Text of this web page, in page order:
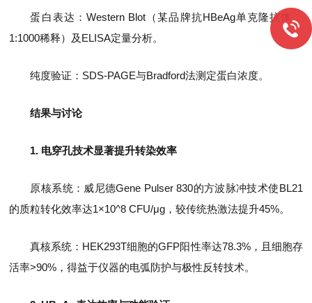
蛋白表达：Western Blot（某品牌抗HBeAg单克隆抗体，
1:1000稀释）及ELISA定量分析。
纯度验证：SDS-PAGE与Bradford法测定蛋白浓度。
结果与讨论
1. 电穿孔技术显著提升转染效率
原核系统：威尼德Gene Pulser 830的方波脉冲技术使BL21
的质粒转化效率达1×10^8 CFU/μg，较传统热激法提升45%。
真核系统：HEK293T细胞的GFP阳性率达78.3%，且细胞存
活率>90%，得益于仪器的电弧防护与极性反转技术。